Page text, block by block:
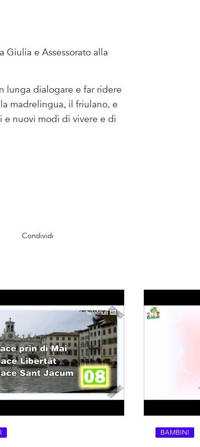
Giulia e Assessorato alla
lunga dialogare e far ridere
madrelingua, il friulano, e
e nuovi modi di vivere e di
Condividi
BAMBINI